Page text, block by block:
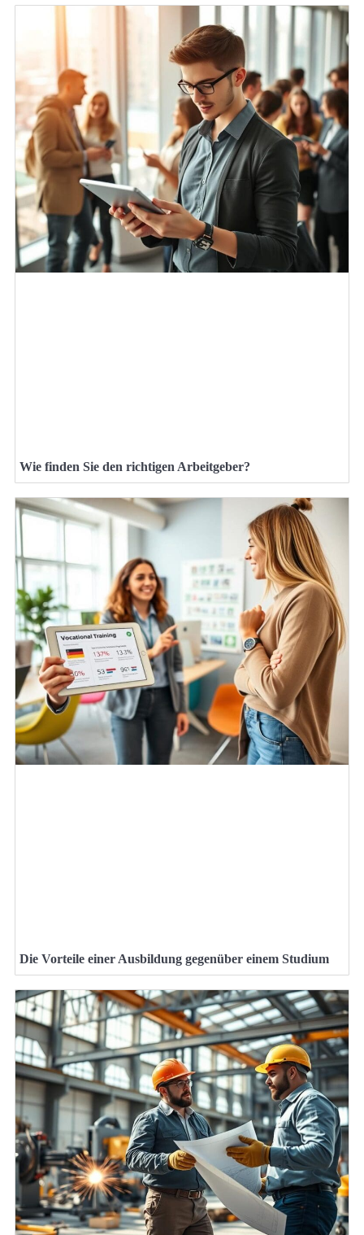
Wie finden Sie den richtigen Arbeitgeber?
Die Vorteile einer Ausbildung gegenüber einem Studium